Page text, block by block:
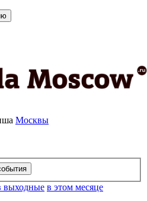
Москвы
выходные в этом месяце